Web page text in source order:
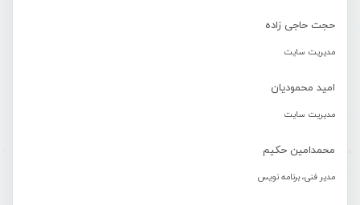
حجت حاجی زاده
مدیریت سایت
امید محمودیان
مدیریت سایت
محمدامین حکیم
مدیر فنی، برنامه نویس